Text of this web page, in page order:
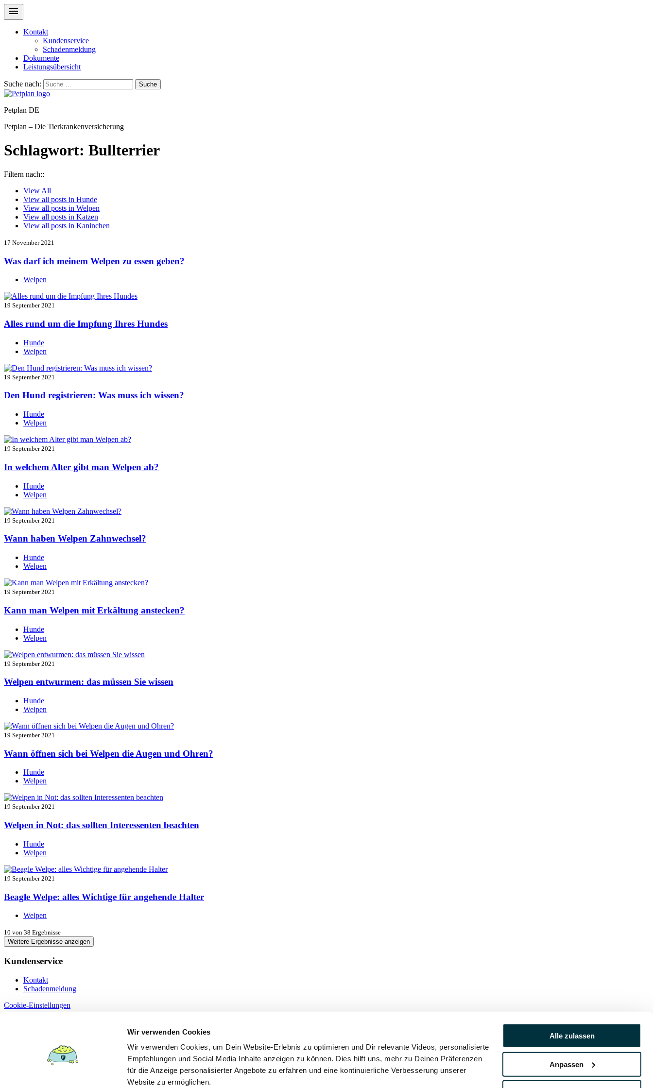
Wir verwenden Cookies
Wir verwenden Cookies, um Dein Website-Erlebnis zu optimieren und Dir relevante Videos, personalisierte
Empfehlungen und Social Media Inhalte anzeigen zu können. Dies hilft uns, mehr zu Deinen Präferenzen
für die Anzeige personalisierter Angebote zu erfahren und eine kontinuierliche Verbesserung unserer
Website zu ermöglichen.
Alle zulassen
Anpassen
Kontakt
Kundenservice
Schadenmeldung
Dokumente
Leistungsübersicht
Suche nach: Suche
Petplan DE
Petplan – Die Tierkrankenversicherung
Schlagwort: Bullterrier
Filtern nach::
View All
View all posts in Hunde
View all posts in Welpen
View all posts in Katzen
View all posts in Kaninchen
17 November 2021
Was darf ich meinem Welpen zu essen geben?
Welpen
19 September 2021
Alles rund um die Impfung Ihres Hundes
Hunde
Welpen
19 September 2021
Den Hund registrieren: Was muss ich wissen?
Hunde
Welpen
19 September 2021
In welchem Alter gibt man Welpen ab?
Hunde
Welpen
19 September 2021
Wann haben Welpen Zahnwechsel?
Hunde
Welpen
19 September 2021
Kann man Welpen mit Erkältung anstecken?
Hunde
Welpen
19 September 2021
Welpen entwurmen: das müssen Sie wissen
Hunde
Welpen
19 September 2021
Wann öffnen sich bei Welpen die Augen und Ohren?
Hunde
Welpen
19 September 2021
Welpen in Not: das sollten Interessenten beachten
Hunde
Welpen
19 September 2021
Beagle Welpe: alles Wichtige für angehende Halter
Welpen
10 von 38 Ergebnisse
Weitere Ergebnisse anzeigen
Kundenservice
Kontakt
Schadenmeldung
Cookie-Einstellungen
Datenschutz
Erstinformation §15